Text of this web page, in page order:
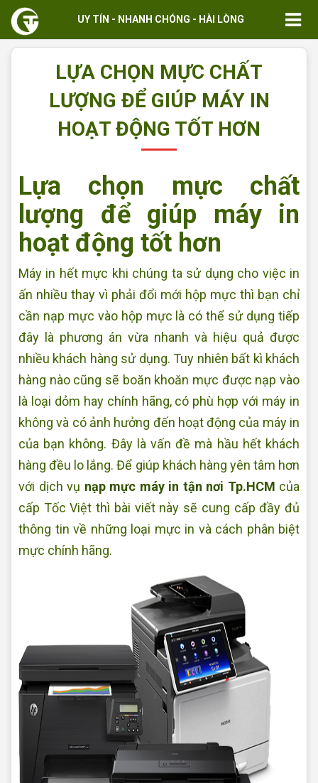
UY TÍN - NHANH CHÓNG - HÀI LÒNG
LỰA CHỌN MỰC CHẤT
LƯỢNG ĐỂ GIÚP MÁY IN
HOẠT ĐỘNG TỐT HƠN
Lựa chọn mực chất
lượng để giúp máy in
hoạt động tốt hơn
Máy in hết mực khi chúng ta sử dụng cho việc in
ấn nhiều thay vì phải đổi mới hộp mực thì bạn chỉ
cần nạp mực vào hộp mực là có thể sử dụng tiếp
đây là phương án vừa nhanh và hiệu quả được
nhiều khách hàng sử dụng. Tuy nhiên bất kì khách
hàng nào cũng sẽ boăn khoăn mực được nạp vào
là loại dỏm hay chính hãng, có phù hợp với máy in
không và có ảnh hưởng đến hoạt động của máy in
của bạn không. Đây là vấn đề mà hầu hết khách
hàng đều lo lắng. Để giúp khách hàng yên tâm hơn
với dịch vụ nạp mực máy in tận nơi Tp.HCM của
cấp Tốc Việt thì bài viết này sẽ cung cấp đầy đủ
thông tin về những loại mực in và cách phân biệt
mực chính hãng.